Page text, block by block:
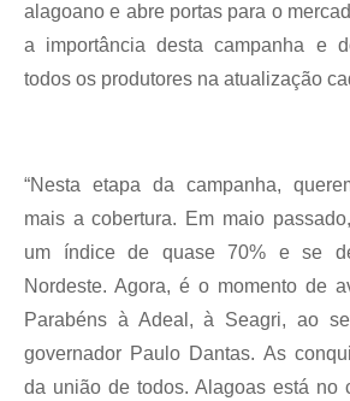
alagoano e abre portas para o
a importância desta campanha e
todos os produtores na atualização
“Nesta etapa da campanha,
mais a cobertura. Em maio
um índice de quase 70% e se
Nordeste. Agora, é o momento de
Parabéns à Adeal, à Seagri, ao
governador Paulo Dantas. As
da união de todos. Alagoas está no